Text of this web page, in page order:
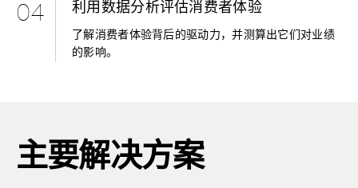
04 利用数据分析评估消费者体验
了解消费者体验背后的驱动力，并测算出它们对业绩
的影响。
主要解决方案